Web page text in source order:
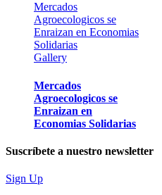
Mercados
Agroecologicos se
Enraizan en Economias
Solidarias
Gallery
Mercados
Agroecologicos se
Enraizan en
Economias Solidarias
Suscríbete a nuestro newsletter
Sign Up